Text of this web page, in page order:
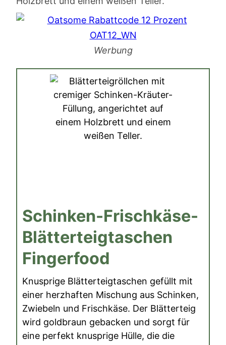
Werbung
Schinken-Frischkäse-
Blätterteigtaschen
Fingerfood
Knusprige Blätterteigtaschen gefüllt mit
einer herzhaften Mischung aus Schinken,
Zwiebeln und Frischkäse. Der Blätterteig
wird goldbraun gebacken und sorgt für
eine perfekt knusprige Hülle, die die